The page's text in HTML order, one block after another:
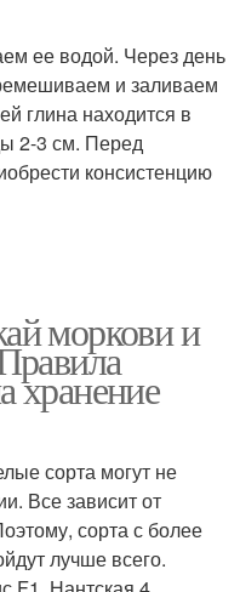
ее водой. Через день
и заливаем
глина находится в
2-3 см. Перед
консистенцию
моркови и
хранение
сорта могут не
Все зависит от
сорта с более
лучше всего.